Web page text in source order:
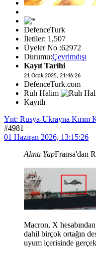
DefenceTurk
İletiler: 1,507
Üyeler No :62972
Durumu:Çevrimdışı
Kayıt Tarihi
21 Ocak 2025, 21:46:26
DefenceTurk.com
Ruh Halim
Kayıtlı
Ynt: Rusya-Ukrayna Kırım
#4981
01 Haziran 2026, 13:15:26
Alıntı YapFransa'dan
Macron, X
dahil birçok ortağın
uyum içerisinde